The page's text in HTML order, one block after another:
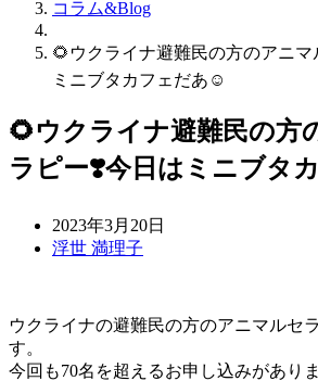
コラム&Blog
🌻ウクライナ避難民の方のアニ
ミニブタカフェだあ☺️
🌻ウクライナ避難民の方
ラピー❣️今日はミニブタ
2023年3月20日
浮世 満理子
ウクライナの避難民の方のアニマルセ
す。
今回も70名を超えるお申し込みがあり